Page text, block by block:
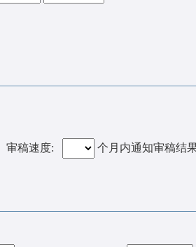
审稿速度: 个月内通知审稿结